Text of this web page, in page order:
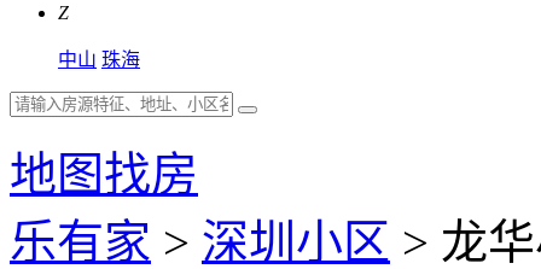
Z
中山 珠海
地图找房
乐有家 > 深圳小区 > 龙